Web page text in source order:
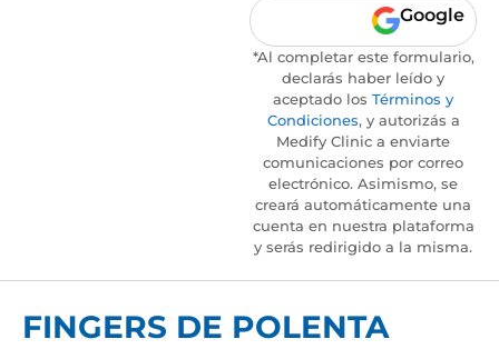
Google
*Al completar este formulario,
declarás haber leído y
aceptado los Términos y
Condiciones, y autorizás a
Medify Clinic a enviarte
comunicaciones por correo
electrónico. Asimismo, se
creará automáticamente una
cuenta en nuestra plataforma
y serás redirigido a la misma.
FINGERS DE POLENTA